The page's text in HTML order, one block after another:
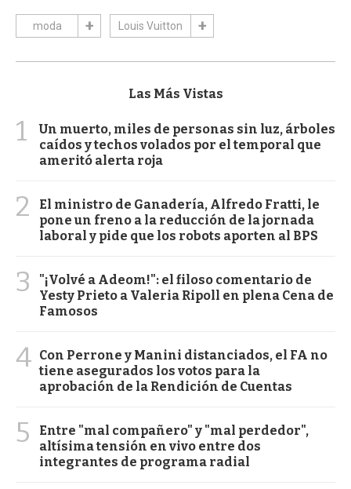
moda Louis Vuitton
Las Más Vistas
1
Un muerto, miles de personas sin luz, árboles
caídos y techos volados por el temporal que
ameritó alerta roja
2
El ministro de Ganadería, Alfredo Fratti, le
pone un freno a la reducción de la jornada
laboral y pide que los robots aporten al BPS
3
"¡Volvé a Adeom!": el filoso comentario de
Yesty Prieto a Valeria Ripoll en plena Cena de
Famosos
4 Con Perrone y Manini distanciados, el FA no
tiene asegurados los votos para la
aprobación de la Rendición de Cuentas
5
Entre "mal compañero" y "mal perdedor",
altísima tensión en vivo entre dos
integrantes de programa radial